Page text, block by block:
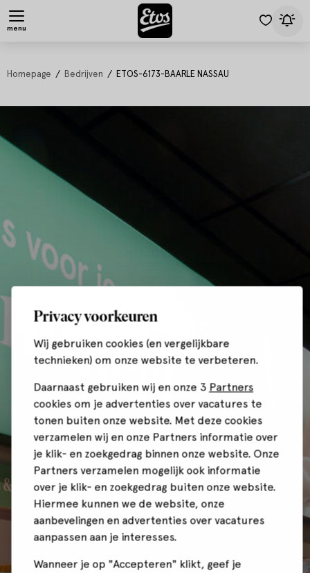
Privacy voorkeuren
Wij gebruiken cookies (en vergelijkbare
technieken) om onze website te verbeteren.
Daarnaast gebruiken wij en onze 3 Partners
cookies om je advertenties over vacatures te
tonen buiten onze website. Met deze cookies
verzamelen wij en onze Partners informatie over
je klik- en zoekgedrag binnen onze website. Onze
Partners verzamelen mogelijk ook informatie
over je klik- en zoekgedrag buiten onze website.
Hiermee kunnen we de website, onze
aanbevelingen en advertenties over vacatures
aanpassen aan je interesses.
Wanneer je op "Accepteren" klikt, geef je
menu
Homepage Bedrijven ETOS-6173-BAARLE NASSAU